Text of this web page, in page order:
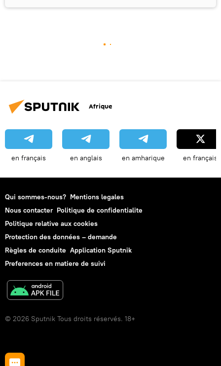
Afrique
en français en anglais en amharique en français
Qui sommes-nous? Mentions legales
Nous contacter Politique de confidentialite
Politique relative aux cookies
Protection des données – demande
Règles de conduite Application Sputnik
Preferences en matiere de suivi
© 2026 Sputnik Tous droits réservés. 18+